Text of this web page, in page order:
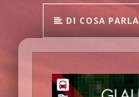
DI COSA PARLA